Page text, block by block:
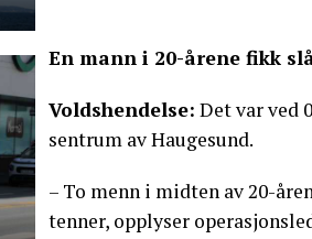
En mann i 20-årene fikk
Voldshendelse: Det var ved
sentrum av Haugesund.
– To menn i midten av 20-
tenner, opplyser